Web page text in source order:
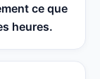
ce que
heures.